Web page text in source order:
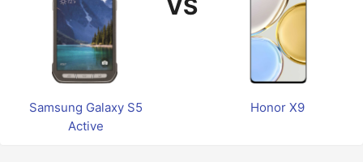
VS
Samsung Galaxy S5
Active
Honor X9